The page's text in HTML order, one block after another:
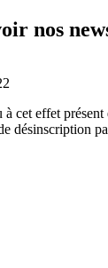
nos
cet effet
désinscription